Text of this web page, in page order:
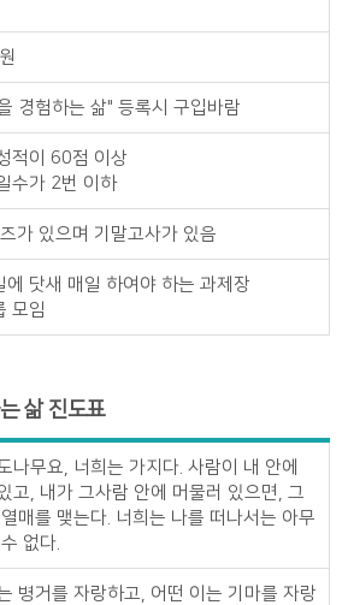
경험하는 삶" 등록시 구입바람
적이 60점 이상
수가 2번 이하
가 있으며 기말고사가 있음
에 닷새 매일 하여야 하는 과제장
모임
삶 진도표
나무요, 너희는 가지다. 사람이 내 안에
고, 내가 그사람 안에 머물러 있으면, 그
매를 맺는다. 너희는 나를 떠나서는 아무
없다.
병거를 자랑하고, 어떤 이는 기마를 자랑